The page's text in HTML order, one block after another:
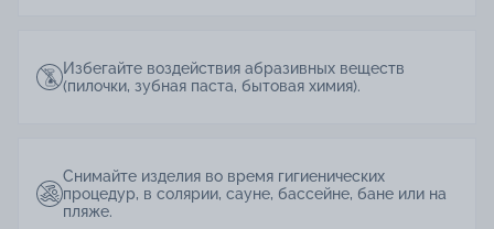
Избегайте воздействия абразивных веществ
(пилочки, зубная паста, бытовая химия).
Снимайте изделия во время гигиенических
процедур, в солярии, сауне, бассейне, бане или на
пляже.